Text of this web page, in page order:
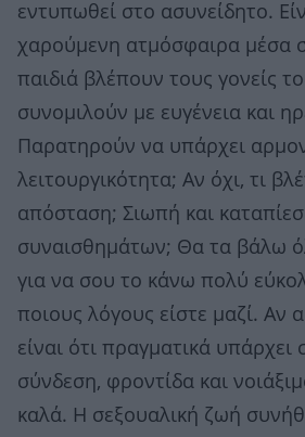
εντυπωθεί στο ασυνείδητο.
χαρούμενη ατμόσφαιρα μέσα
παιδιά βλέπουν τους γονείς
συνομιλούν με ευγένεια και
Παρατηρούν να υπάρχει
λειτουργικότητα; Αν όχι, τι
απόσταση; Σιωπή και
συναισθημάτων; Θα τα βάλω
για να σου το κάνω πολύ
ποιους λόγους είστε μαζί. Αν
είναι ότι πραγματικά υπάρχει
σύνδεση, φροντίδα και
καλά. Η σεξουαλική ζωή